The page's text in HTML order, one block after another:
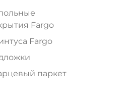
Fargo
Fargo
паркет